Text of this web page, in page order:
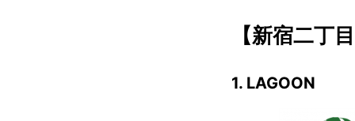
【新宿二丁
1. LAGOON